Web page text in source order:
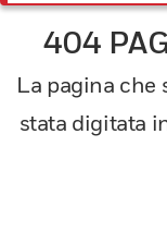
404
La pagina che
stata digitata